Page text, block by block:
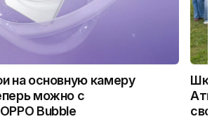
на основную камеру
можно с
Bubble